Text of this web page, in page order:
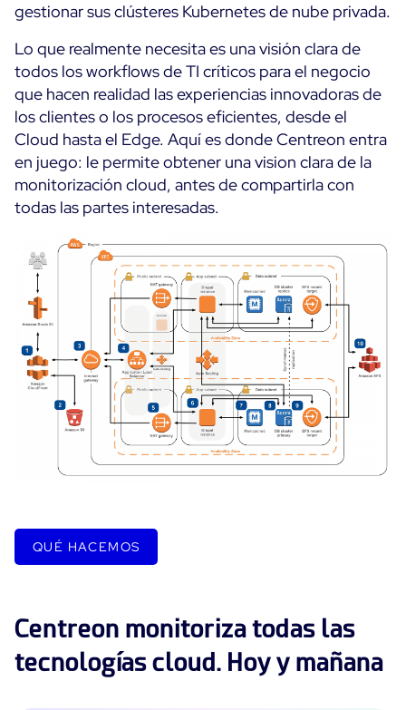
The Watch
Todos los recursos
Ebooks
Empresa
Infografía
Blog
Lanzamientos de software
Historias de usuarios
Código abierto Soporte
English
Italiano
Prueba gratuita
gestionar sus clústeres Kubernetes de nube privada.
Lo que realmente necesita es una visión clara de
todos los workflows de TI críticos para el negocio
que hacen realidad las experiencias innovadoras de
los clientes o los procesos eficientes, desde el
Cloud hasta el Edge. Aquí es donde Centreon entra
en juego: le permite obtener una vision clara de la
monitorización cloud, antes de compartirla con
todas las partes interesadas.
QUÉ HACEMOS
Centreon monitoriza todas las
tecnologías cloud. Hoy y mañana